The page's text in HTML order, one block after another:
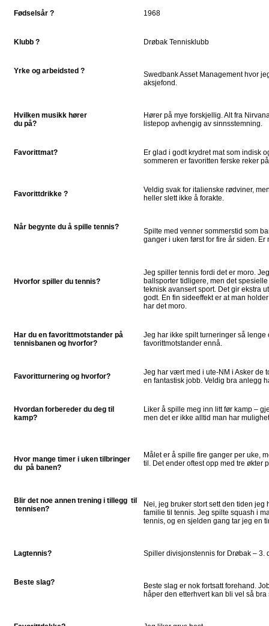
Fødselsår ? 1968
Klubb ? Drøbak Tennisklubb
Yrke og arbeidsted ?
Swedbank Asset Management hvor
aksjefond.
Hvilken musikk hører
du på?
Hører på mye forskjellig. Alt fra
listepop avhengig av sinnsstemning.
Favorittmat?
Er glad i godt krydret mat som indisk
sommeren er favoritten ferske reker
Favorittdrikke ?
Veldig svak for italienske rødviner,
heller slett ikke å forakte.
Når begynte du å spille tennis?
Spilte med venner sommerstid som
ganger i uken først for fire år siden. Er
Hvorfor spiller du tennis?
Jeg spiller tennis fordi det er moro.
ballsporter tidligere, men det
teknisk avansert sport. Det gir ekstra
godt. En fin sideeffekt er at man
har det moro.
Har du en favorittmotstander på
tennisbanen og hvorfor?
Jeg har ikke spilt turneringer så lenge
favorittmotstander ennå.
Favoritturnering og hvorfor?
Jeg har vært med i ute-NM i Asker de
en fantastisk jobb. Veldig bra anlegg
Hvordan forbereder du deg til
kamp?
Liker å spille meg inn litt før kamp –
men det er ikke alltid man har
Hvor mange timer i uken tilbringer
du på banen?
Målet er å spille fire ganger per uke,
til. Det ender oftest opp med tre økter
Blir det noe annen trening i tillegg til
tennisen?
Nei, jeg bruker stort sett den tiden
familie til tennis. Jeg spilte squash i
tennis, og en sjelden gang tar jeg en
Lagtennis? Spiller divisjonstennis for Drøbak – 3.
Beste slag?
Beste slag er nok fortsatt forehand.
håper den etterhvert kan bli vel så bra